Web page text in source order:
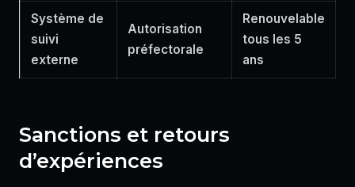
Système de
suivi
externe
Autorisation
préfectorale
Renouvelable
tous les 5
ans
Sanctions et retours
d’expériences